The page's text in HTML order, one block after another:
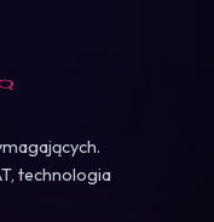
technologia